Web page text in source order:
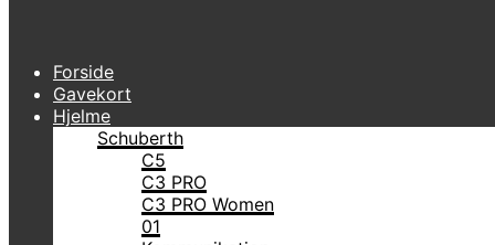
Forside
Gavekort
Hjelme
Schuberth
C5
C3 PRO
C3 PRO Women
01